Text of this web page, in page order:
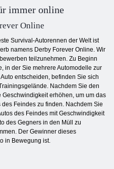
immer online
Online
Survival-Autorennen der Welt ist
namens Derby Forever Online. Wir
teilzunehmen. Zu Beginn
in der Sie mehrere Automodelle zur
entscheiden, befinden Sie sich
Nachdem Sie den
Geschwindigkeit erhöhen, um um das
Feindes zu finden. Nachdem Sie
des Feindes mit Geschwindigkeit
des Gegners in den Müll zu
Der Gewinner dieses
in Bewegung ist.